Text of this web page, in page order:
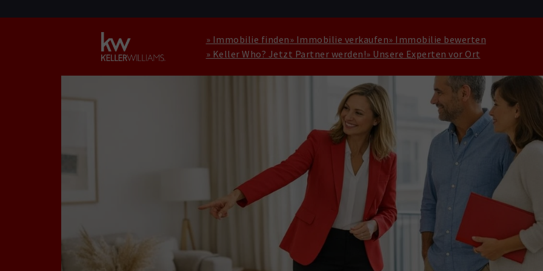
» Immobilie finden» Immobilie verkaufen» Immobilie bewerten
» Keller Who? Jetzt Partner werden!» Unsere Experten vor Ort